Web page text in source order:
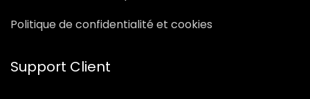
Politique de confidentialité et cookies
Support Client